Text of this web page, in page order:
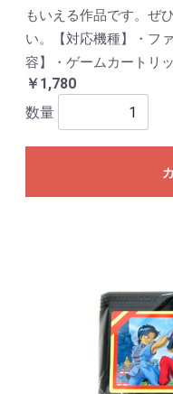
もいえる作品です。ぜ
い。【対応機種】・フ
容】・ゲームカートリ
￥1,780
数量